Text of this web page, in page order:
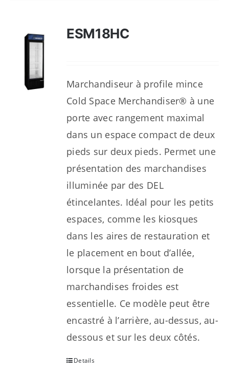
ESM18HC
Marchandiseur à profile mince
Cold Space Merchandiser® à une
porte avec rangement maximal
dans un espace compact de deux
pieds sur deux pieds. Permet une
présentation des marchandises
illuminée par des DEL
étincelantes. Idéal pour les petits
espaces, comme les kiosques
dans les aires de restauration et
le placement en bout d’allée,
lorsque la présentation de
marchandises froides est
essentielle. Ce modèle peut être
encastré à l’arrière, au-dessus, au-
dessous et sur les deux côtés.
Details